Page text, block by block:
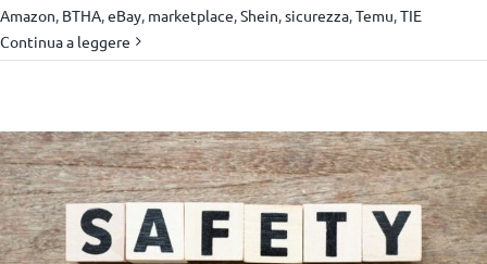
Amazon, BTHA,eBay, marketplace,Shein,sicurezza,Temu,TIE
Continua a leggere